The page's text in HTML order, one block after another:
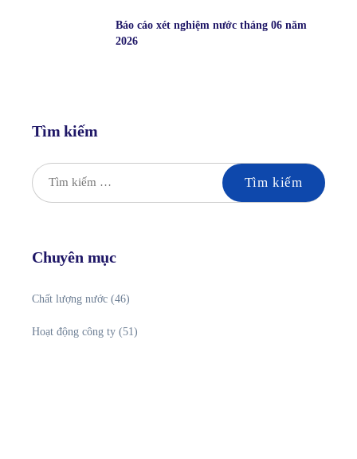
Báo cáo xét nghiệm nước tháng 06 năm
2026
Tìm kiếm
Chuyên mục
Chất lượng nước (46)
Hoạt động công ty (51)